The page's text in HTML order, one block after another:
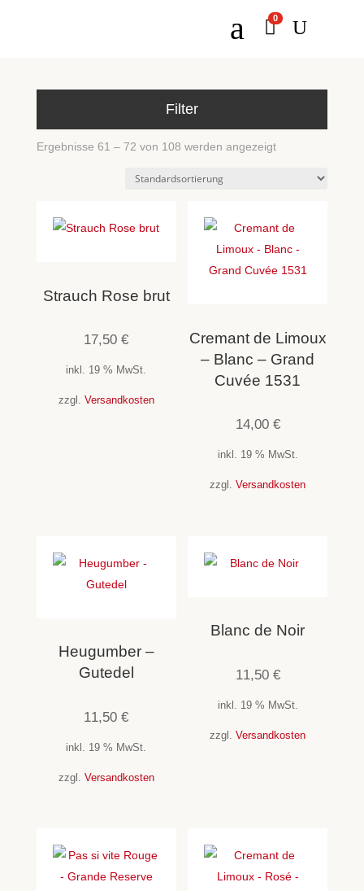
a 0 U
Filter
Ergebnisse 61 – 72 von 108 werden angezeigt
Strauch Rose brut
17,50€
inkl. 19 % MwSt.
zzgl. Versandkosten
Cremant de Limoux
– Blanc – Grand
Cuvée 1531
14,00 €
inkl. 19 % MwSt.
zzgl.Versandkosten
Heugumber –
Gutedel
11,50€
inkl. 19 % MwSt.
zzgl. Versandkosten
Blanc de Noir
11,50 €
inkl. 19 % MwSt.
zzgl.Versandkosten